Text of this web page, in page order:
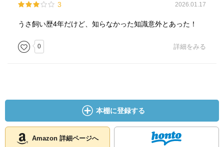
3 2026.01.17
うさ飼い歴4年だけど、知らなかった知識意外とあった！
0 詳細をみる
本棚に登録する
Amazon 詳細ページへ